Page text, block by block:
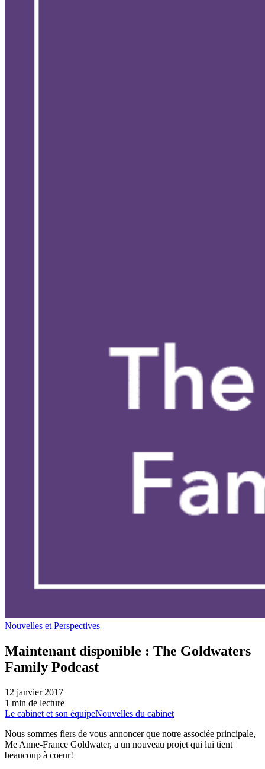
Nouvelles et Perspectives
Maintenant disponible : The Goldwaters
Family Podcast
12 janvier 2017
1 min de lecture
Le cabinet et son équipeNouvelles du cabinet
Nous sommes fiers de vous annoncer que notre associée principale,
Me Anne-France Goldwater, a un nouveau projet qui lui tient
beaucoup à coeur!